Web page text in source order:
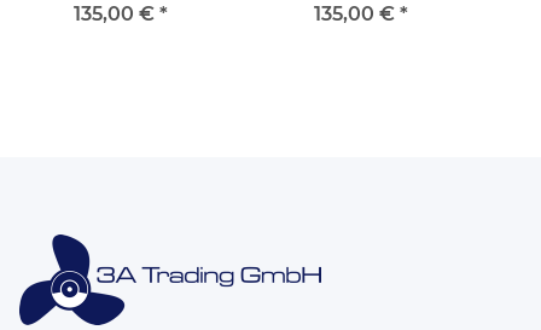
50 60 PS 3 Blatt mit 13
135,00 € *
60 PS 3-Blatt 13 Zähne
135,00 € *